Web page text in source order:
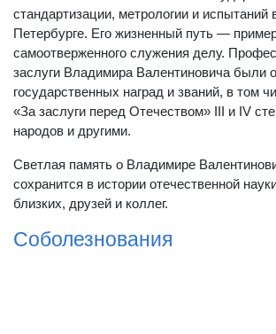
стандартизации, метрологии и испытаний
Петербурге. Его жизненный путь —
самоотверженного служения делу.
заслуги Владимира Валентиновича были
государственных наград и званий, в том
«За заслуги перед Отечеством» III и IV
народов и другими.
Светлая память о Владимире
сохранится в истории отечественной
близких, друзей и коллег.
Соболезнования